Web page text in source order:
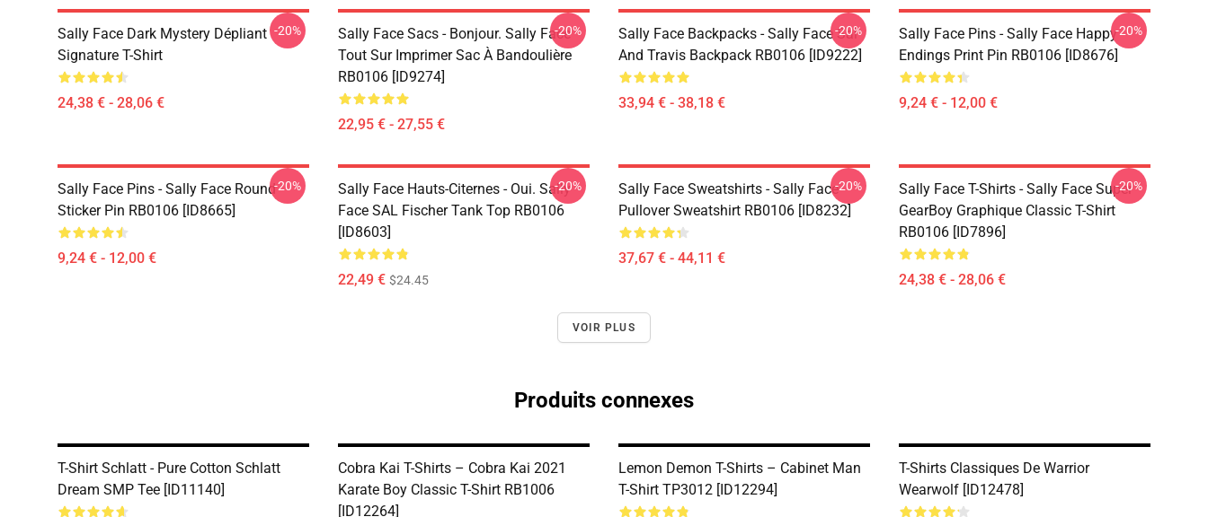
Sally Face Dark Mystery Dépliant
Signature T-Shirt
24,38 € - 28,06 €
-20%
Sally Face Sacs - Bonjour. Sally Face
Tout Sur Imprimer Sac À Bandoulière
RB0106 [ID9274]
22,95 € - 27,55 €
-20%
Sally Face Backpacks - Sally Face Sal
And Travis Backpack RB0106 [ID9222]
33,94 € - 38,18 €
-20%
Sally Face Pins - Sally Face Happy
Endings Print Pin RB0106 [ID8676]
9,24 € - 12,00 €
-20%
Sally Face Pins - Sally Face Round
Sticker Pin RB0106 [ID8665]
9,24 € - 12,00 €
-20%
Sally Face Hauts-Citernes - Oui. Sally
Face SAL Fischer Tank Top RB0106
[ID8603]
22,49 € $24.45
-20%
Sally Face Sweatshirts - Sally Face
Pullover Sweatshirt RB0106 [ID8232]
37,67 € - 44,11 €
-20%
Sally Face T-Shirts - Sally Face Super
GearBoy Graphique Classic T-Shirt
RB0106 [ID7896]
24,38 € - 28,06 €
-20%
VOIR PLUS
Produits connexes
T-Shirt Schlatt - Pure Cotton Schlatt
Dream SMP Tee [ID11140]
Cobra Kai T-Shirts – Cobra Kai 2021
Karate Boy Classic T-Shirt RB1006
[ID12264]
Lemon Demon T-Shirts – Cabinet Man
T-Shirt TP3012 [ID12294]
T-Shirts Classiques De Warrior
Wearwolf [ID12478]